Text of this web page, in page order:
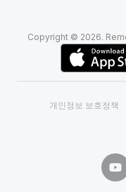
Copyright © 2026.
개인정보 보호정책